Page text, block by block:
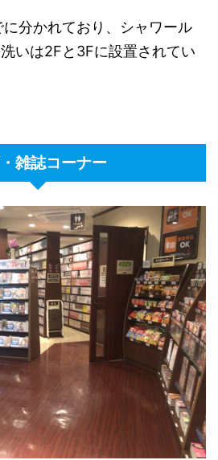
分かれており、シャワール
いは2Fと3Fに設置されてい
雑誌コーナー